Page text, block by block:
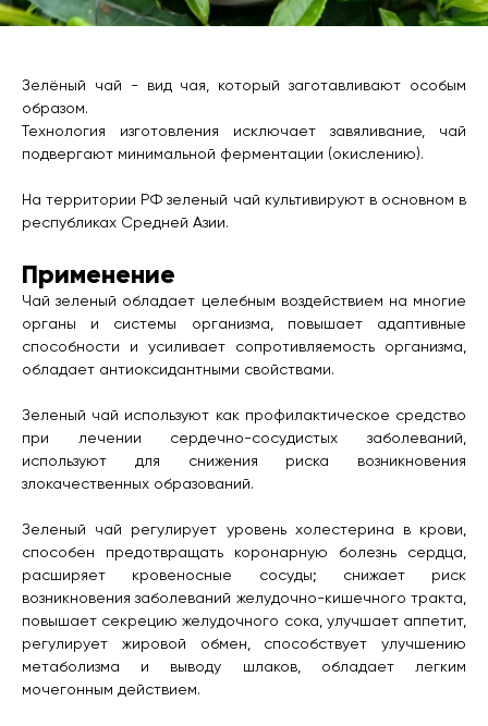
Зелёный чай - вид чая, который заготавливают особым
образом.
Технология изготовления исключает завяливание, чай
подвергают минимальной ферментации (окислению).
На территории РФ зеленый чай культивируют в основном в
республиках Средней Азии.
Применение
Чай зеленый обладает целебным воздействием на многие
органы и системы организма, повышает адаптивные
способности и усиливает сопротивляемость организма,
обладает антиоксидантными свойствами.
Зеленый чай используют как профилактическое средство
при лечении сердечно-сосудистых заболеваний,
используют для снижения риска возникновения
злокачественных образований.
Зеленый чай регулирует уровень холестерина в крови,
способен предотвращать коронарную болезнь сердца,
расширяет кровеносные сосуды; снижает риск
возникновения заболеваний желудочно-кишечного тракта,
повышает секрецию желудочного сока, улучшает аппетит,
регулирует жировой обмен, способствует улучшению
метаболизма и выводу шлаков, обладает легким
мочегонным действием.